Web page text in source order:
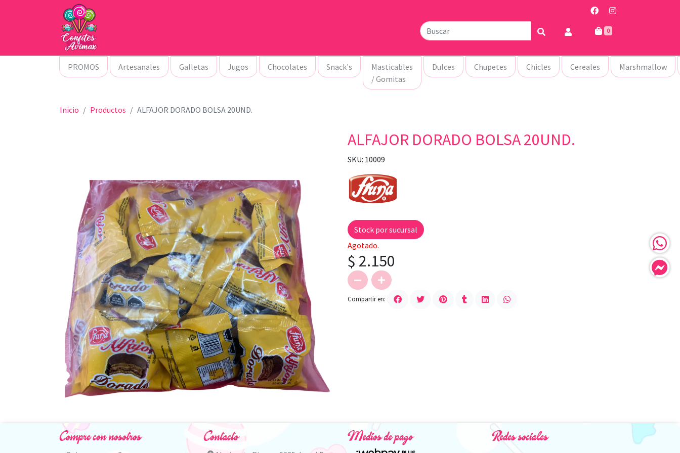
0
PROMOS Artesanales Galletas Jugos Chocolates Snack's
Masticables
/ Gomitas
Dulces Chupetes Chicles Cereales Marshmallow
Inicio Productos ALFAJOR DORADO BOLSA 20UND.
ALFAJOR DORADO BOLSA 20UND.
SKU: 10009
Stock por sucursal
Agotado.
$ 2.150
Compartir en:
Compre con nosotros Contacto Medios de pago Redes sociales